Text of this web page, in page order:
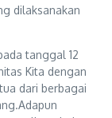
dilaksanakan
tanggal 12
Kita dengan
dari berbagai